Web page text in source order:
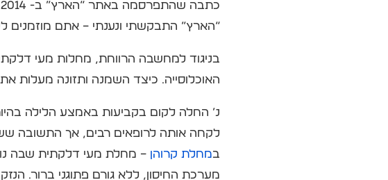
“הארץ” התבקשתי ונענתי – אתם מוזמנים
בניגוד למחשבה הרווחת, מחלות מעי
האוכלוסייה. כיצד השמנה ותזונה מעלות
נ’ החלה לקום בקביעות באמצע הלילה
לקחה אותה לרופאים רבים, אך התשובה
במחלת קרוהן – מחלת מעי דלקתית שבה
מערכת החיסון, ללא גורם פתוגני ברור.